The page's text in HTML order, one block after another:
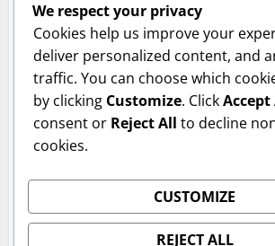
Cum îți verifici sănătatea inimii
arterială care te trimite la medic. Dr.
We respect your privacy
Cookies help us improve your
deliver personalized content, and
traffic. You can choose which
by clicking Customize. ClickAccept
consent or Reject All to decline
cookies.
CUSTOMIZE
REJECT ALL